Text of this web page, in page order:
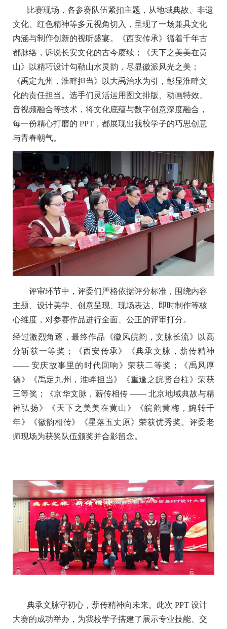
比赛现场，各参赛队伍紧扣主题，从地域典故、非遗
文化、红色精神等多元视角切入，呈现了一场兼具文化
内涵与制作创新的视听盛宴。《西安传承》循着千年古
都脉络，诉说长安文化的古今赓续；《天下之美美在黄
山》以精巧设计勾勒山水灵韵，尽显徽派风光之美；
《禹定九州，淮畔担当》以大禹治水为引，彰显淮畔文
化的责任担当。选手们灵活运用图文排版、动画特效、
音视频融合等技术，将文化底蕴与数字创意深度融合，
每一份精心打磨的 PPT，都展现出我校学子的巧思创意
与青春朝气。
评审环节中，评委们严格依据评分标准，围绕内容
主题、设计美学、创意呈现、现场表达、即时制作等核
心维度，对参赛作品进行全面、公正的评审打分。
经过激烈角逐，最终作品《徽风皖韵，文脉长流》以高
分斩获一等奖；《西安传承》《典承文脉，薪传精神
—— 安庆故事里的时代回响》荣获二等奖；《禹风厚
德》《禹定九州，淮畔担当》《重逢之皖贤台柱》荣获
三等奖；《京华文脉，薪传相传 —— 北京地域典故与精
神弘扬》《天下之美美在黄山》《皖韵黄梅，婉转千
年》《徽韵相传》《星落五丈原》荣获优秀奖。评委老
师现场为获奖队伍颁奖并合影留念。
典承文脉守初心，薪传精神向未来。此次 PPT 设计
大赛的成功举办，为我校学子搭建了展示专业技能、交